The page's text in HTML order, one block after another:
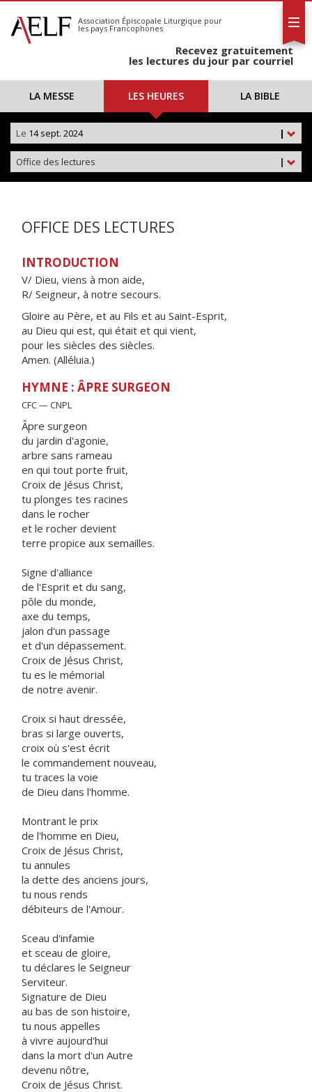
S'abonner
Calendrier
Association Épiscopale Liturgique pour
les pays Francophones
Recevez gratuitement
les lectures du jour par courriel
LA MESSE LES HEURES LA BIBLE
|
Le 14 sept. 2024
|
Office des lectures
OFFICE DES LECTURES
INTRODUCTION
V/ Dieu, viens à mon aide,
R/ Seigneur, à notre secours.
Gloire au Père, et au Fils et au Saint-Esprit,
au Dieu qui est, qui était et qui vient,
pour les siècles des siècles.
Amen. (Alléluia.)
HYMNE : ÂPRE SURGEON
CFC — CNPL
Âpre surgeon
du jardin d'agonie,
arbre sans rameau
en qui tout porte fruit,
Croix de Jésus Christ,
tu plonges tes racines
dans le rocher
et le rocher devient
terre propice aux semailles.
Signe d'alliance
de l'Esprit et du sang,
pôle du monde,
axe du temps,
jalon d'un passage
et d'un dépassement.
Croix de Jésus Christ,
tu es le mémorial
de notre avenir.
Croix si haut dressée,
bras si large ouverts,
croix où s'est écrit
le commandement nouveau,
tu traces la voie
de Dieu dans l'homme.
Montrant le prix
de l'homme en Dieu,
Croix de Jésus Christ,
tu annules
la dette des anciens jours,
tu nous rends
débiteurs de l'Amour.
Sceau d'infamie
et sceau de gloire,
tu déclares le Seigneur
Serviteur.
Signature de Dieu
au bas de son histoire,
tu nous appelles
à vivre aujourd'hui
dans la mort d'un Autre
devenu nôtre,
Croix de Jésus Christ.